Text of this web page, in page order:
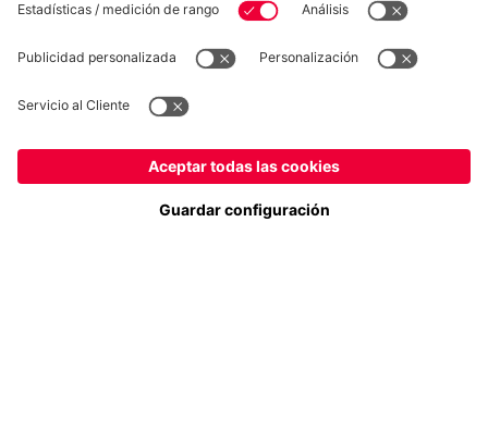
Síguenos
Españapara entregar allí!
Globalpara entregar allí!